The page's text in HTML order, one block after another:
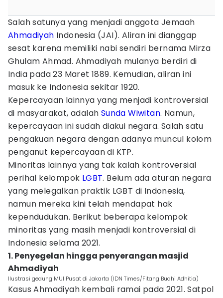
Salah satunya yang menjadi anggota Jemaah
Ahmadiyah Indonesia (JAI). Aliran ini dianggap
sesat karena memiliki nabi sendiri bernama Mirza
Ghulam Ahmad. Ahmadiyah mulanya berdiri di
India pada 23 Maret 1889. Kemudian, aliran ini
masuk ke Indonesia sekitar 1920.
Kepercayaan lainnya yang menjadi kontroversial
di masyarakat, adalah Sunda Wiwitan. Namun,
kepercayaan ini sudah diakui negara. Salah satu
pengakuan negara dengan adanya muncul kolom
penganut kepercayaan di KTP.
Minoritas lainnya yang tak kalah kontroversial
perihal kelompok LGBT. Belum ada aturan negara
yang melegalkan praktik LGBT di Indonesia,
namun mereka kini telah mendapat hak
kependudukan. Berikut beberapa kelompok
minoritas yang masih menjadi kontroversial di
Indonesia selama 2021.
1. Penyegelan hingga penyerangan masjid
Ahmadiyah
Ilustrasi gedung MUI Pusat di Jakarta (IDN Times/Fitang Budhi Adhitia)
Kasus Ahmadiyah kembali ramai pada 2021. Satpol